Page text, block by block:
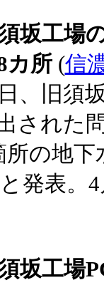
須坂工
カ所(信
、旧須
された
所の地
発表。
坂工